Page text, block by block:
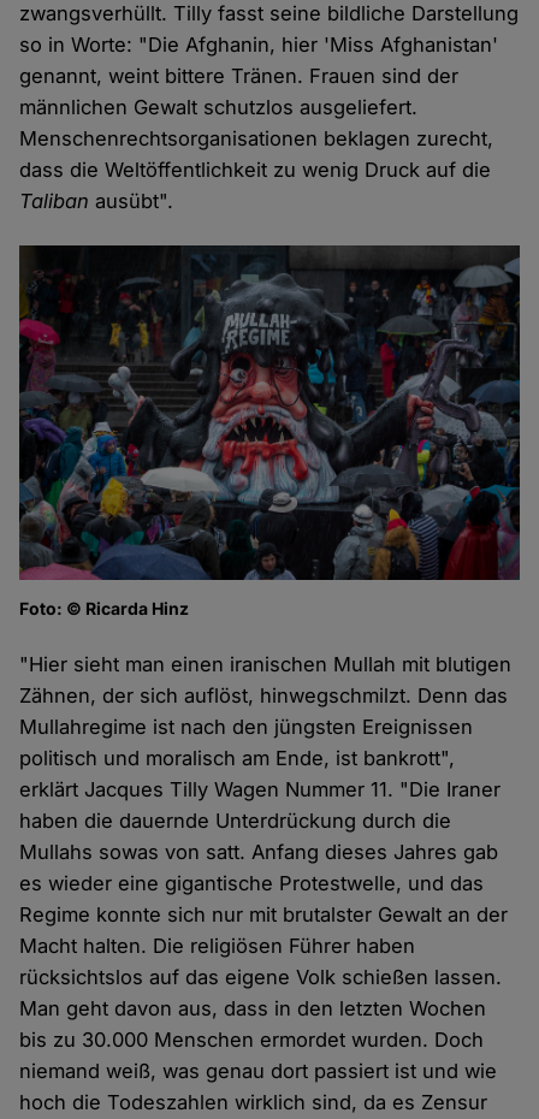
zwangsverhüllt. Tilly fasst seine bildliche Darstellung
so in Worte: "Die Afghanin, hier 'Miss Afghanistan'
genannt, weint bittere Tränen. Frauen sind der
männlichen Gewalt schutzlos ausgeliefert.
Menschenrechtsorganisationen beklagen zurecht,
dass die Weltöffentlichkeit zu wenig Druck auf die
Talibanausübt".
Foto: © Ricarda Hinz
"Hier sieht man einen iranischen Mullah mit blutigen
Zähnen, der sich auflöst, hinwegschmilzt. Denn das
Mullahregime ist nach den jüngsten Ereignissen
politisch und moralisch am Ende, ist bankrott",
erklärt Jacques Tilly Wagen Nummer 11. "Die Iraner
haben die dauernde Unterdrückung durch die
Mullahs sowas von satt. Anfang dieses Jahres gab
es wieder eine gigantische Protestwelle, und das
Regime konnte sich nur mit brutalster Gewalt an der
Macht halten. Die religiösen Führer haben
rücksichtslos auf das eigene Volk schießen lassen.
Man geht davon aus, dass in den letzten Wochen
bis zu 30.000 Menschen ermordet wurden. Doch
niemand weiß, was genau dort passiert ist und wie
hoch die Todeszahlen wirklich sind, da es Zensur